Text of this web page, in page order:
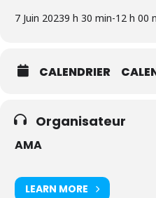
7 Juin 20239 h 30 min-12 h 00
CALENDRIER
Organisateur
AMA
LEARN MORE